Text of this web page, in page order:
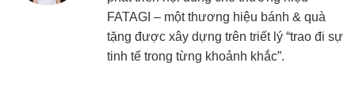
FATAGI – một thương hiệu bánh & quà
tặng được xây dựng trên triết lý “trao đi sự
tinh tế trong từng khoảnh khắc”.